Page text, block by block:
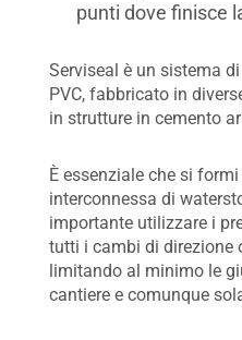
punti dove finisce
Serviseal è un sistema
PVC, fabbricato in
in strutture in cemento
È essenziale che si
interconnessa di
importante utilizzare i
tutti i cambi di direzione
limitando al minimo le
cantiere e comunque